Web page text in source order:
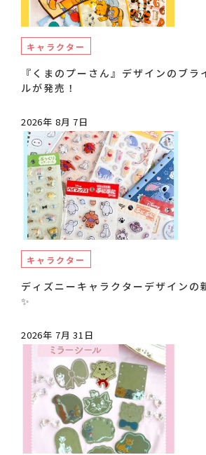
キャラクター
『くまのプーさん』デザインのブ
ルが発売！
2026年 8月 7日
キャラクター
ディズニーキャラクターデザインの
✨
2026年 7月 31日